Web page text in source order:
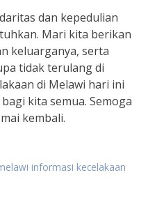
dan kepedulian
Mari kita berikan
keluarganya, serta
tidak terulang di
di Melawi hari ini
kita semua. Semoga
kembali.
informasi kecelakaan